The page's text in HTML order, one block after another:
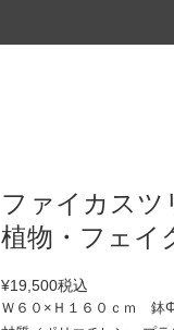
ファイカスツ
植物・フェイ
¥19,500税込
Ｗ６０×Ｈ１６０ｃｍ 鉢